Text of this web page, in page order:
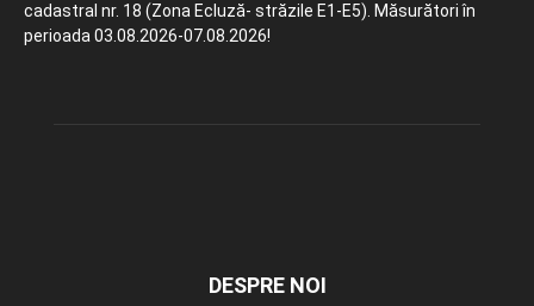
cadastral nr. 18 (Zona Ecluză- străzile E1-E5). Măsurători în
perioada 03.08.2026-07.08.2026!
DESPRE NOI